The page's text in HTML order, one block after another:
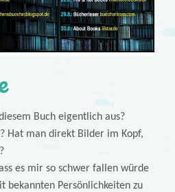
Buch eigentlich aus?
Hat man direkt Bilder im Kopf,
es mir so schwer fallen würde
bekannten Persönlichkeiten zu